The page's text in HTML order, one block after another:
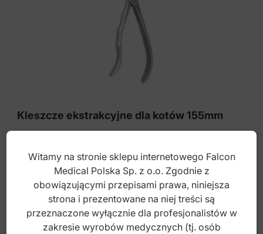
Kleszcze ekstrakcyjne dla kotów 155mm
Index: DV.112.155
145,00zł
brutto
Witamy na stronie sklepu internetowego Falcon
Medical Polska Sp. z o.o. Zgodnie z
obowiązującymi przepisami prawa, niniejsza
strona i prezentowane na niej treści są
przeznaczone wyłącznie dla profesjonalistów w
zakresie wyrobów medycznych (tj. osób